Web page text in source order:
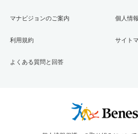
マナビジョンのご案内
利用規約
よくある質問と回答
個人情
サイト